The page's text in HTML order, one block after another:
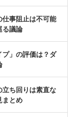
仕事阻止は不可能
る議論
プ」の評価は？ダ
立ち回りは素直な
まとめ